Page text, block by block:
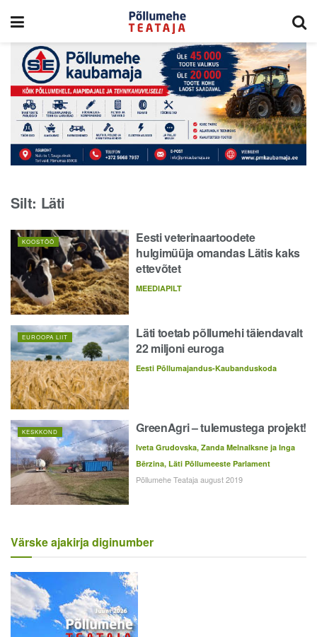
Silt: Läti
KOOSTÖÖ
Eesti veterinaartoodete
hulgimüüja omandas Lätis kaks
ettevõtet
MEEDIAPILT
EUROOPA LIIT
Läti toetab põllumehi täiendavalt
22 miljoni euroga
Eesti Põllumajandus-Kaubanduskoda
KESKKOND GreenAgri – tulemustega projekt!
Iveta Grudovska, Zanda Melnalksne ja Inga
Bērzina, Läti Põllumeeste Parlament
Põllumehe Teataja august 2019
Värske ajakirja diginumber